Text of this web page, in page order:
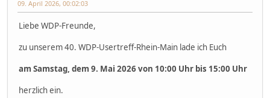
09. April 2026, 00:02:03
Liebe WDP-Freunde,
zu unserem 40. WDP-Usertreff-Rhein-Main lade ich Euch
am Samstag, dem 9. Mai 2026 von 10:00 Uhr bis 15:00 Uhr
herzlich ein.